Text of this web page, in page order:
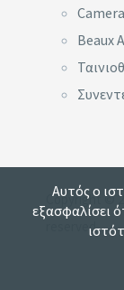
Beaux
Copyright ©
reserved.
Αυτός ο
εξασφαλίσει